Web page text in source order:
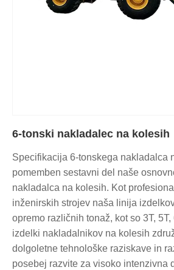
6-tonski nakladalec na kolesih
Specifikacija 6-tonskega nakladalca
pomemben sestavni del naše
nakladalca na kolesih. Kot
inženirskih strojev naša linija
opremo različnih tonaž, kot so 3T,
izdelki nakladalnikov na kolesih
dolgoletne tehnološke raziskave in
posebej razvite za visoko intenzivna